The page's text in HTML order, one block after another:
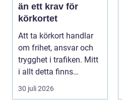
än ett krav för
körkortet
Att ta körkort handlar
om frihet, ansvar och
trygghet i trafiken. Mitt
i allt detta finns
riskutbild...
30 juli 2026